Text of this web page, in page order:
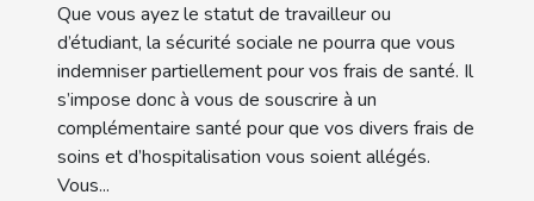
Que vous ayez le statut de travailleur ou
d’étudiant, la sécurité sociale ne pourra que vous
indemniser partiellement pour vos frais de santé. Il
s’impose donc à vous de souscrire à un
complémentaire santé pour que vos divers frais de
soins et d’hospitalisation vous soient allégés.
Vous...